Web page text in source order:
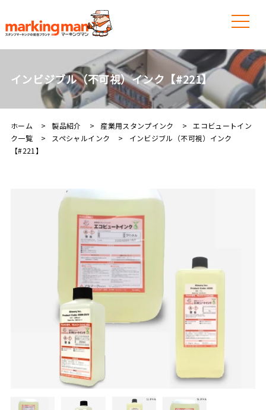
インビジブル（不可視）インク【#221】
ホーム 製品紹介 産業用スタンプインク
エコビュートイン
ク一覧
スペシャルインク
インビジブル（不可視）インク
【#221】